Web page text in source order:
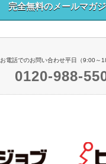
完全無料のメールマガ
お電話でのお問い合わせ平日（9:00～
0120-988-